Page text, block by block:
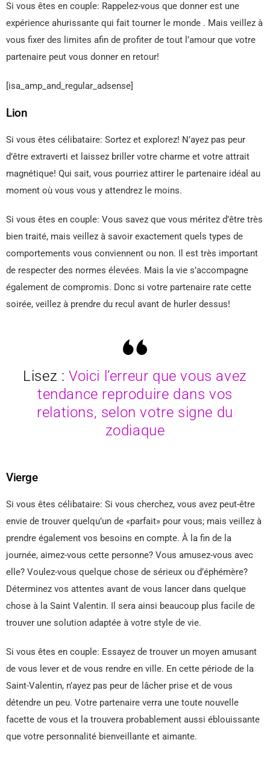
Si vous êtes en couple: Rappelez-vous que donner est une
expérience ahurissante qui fait tourner le monde . Mais veillez à
vous fixer des limites afin de profiter de tout l’amour que votre
partenaire peut vous donner en retour!
[isa_amp_and_regular_adsense]
Lion
Si vous êtes célibataire: Sortez et explorez! N’ayez pas peur
d’être extraverti et laissez briller votre charme et votre attrait
magnétique! Qui sait, vous pourriez attirer le partenaire idéal au
moment où vous vous y attendrez le moins.
Si vous êtes en couple: Vous savez que vous méritez d’être très
bien traité, mais veillez à savoir exactement quels types de
comportements vous conviennent ou non. Il est très important
de respecter des normes élevées. Mais la vie s’accompagne
également de compromis. Donc si votre partenaire rate cette
soirée, veillez à prendre du recul avant de hurler dessus!
Lisez : Voici l’erreur que vous avez
tendance reproduire dans vos
relations, selon votre signe du
zodiaque
Vierge
Si vous êtes célibataire: Si vous cherchez, vous avez peut-être
envie de trouver quelqu’un de «parfait» pour vous; mais veillez à
prendre également vos besoins en compte. À la fin de la
journée, aimez-vous cette personne? Vous amusez-vous avec
elle? Voulez-vous quelque chose de sérieux ou d’éphémère?
Déterminez vos attentes avant de vous lancer dans quelque
chose à la Saint Valentin. Il sera ainsi beaucoup plus facile de
trouver une solution adaptée à votre style de vie.
Si vous êtes en couple: Essayez de trouver un moyen amusant
de vous lever et de vous rendre en ville. En cette période de la
Saint-Valentin, n’ayez pas peur de lâcher prise et de vous
détendre un peu. Votre partenaire verra une toute nouvelle
facette de vous et la trouvera probablement aussi éblouissante
que votre personnalité bienveillante et aimante.